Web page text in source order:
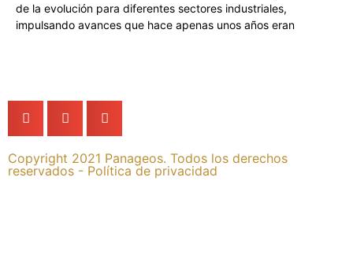
de la evolución para diferentes sectores industriales,
impulsando avances que hace apenas unos años eran
Copyright 2021 Panageos. Todos los derechos
reservados - Política de privacidad